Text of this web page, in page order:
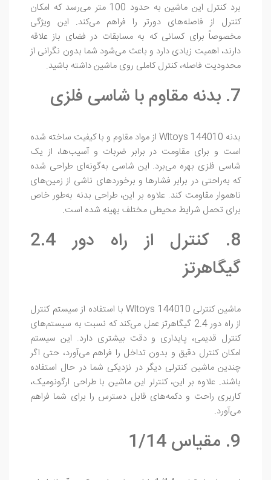
برد کنترل این ماشین به حدود 100 متر می‌رسد که امکان
کنترل از فاصله‌های دورتر را فراهم می‌کند. این ویژگی
مخصوصاً برای کسانی که به مسابقات در فضای باز علاقه
دارند، اهمیت زیادی دارد و باعث می‌شود شما بدون نگرانی از
محدودیت فاصله، کنترل کاملی روی ماشین داشته باشید.
7. بدنه مقاوم با شاسی فلزی
بدنه Wltoys 144010 از مواد مقاوم و با کیفیت ساخته شده
است و برای مقاومت در برابر ضربات و آسیب‌ها، از یک
شاسی فلزی بهره می‌برد. این شاسی به‌گونه‌ای طراحی شده
که به‌راحتی در برابر فشارها و برخوردهای ناشی از زمین‌های
ناهموار مقاومت کند. علاوه بر این، طراحی بدنه به‌طور خاص
برای تحمل شرایط محیطی مختلف بهینه شده است.
8. کنترل از راه دور 2.4
گیگاهرتز
ماشین کنترلی Wltoys 144010 با استفاده از سیستم کنترل
از راه دور 2.4 گیگاهرتز عمل می‌کند که نسبت به سیستم‌های
کنترل قدیمی، پایداری و دقت بیشتری دارد. این سیستم
امکان کنترل دقیق و بدون تداخل را فراهم می‌آورد، حتی اگر
چندین ماشین کنترلی دیگر در نزدیکی شما در حال استفاده
باشند. علاوه بر این، کنترلر این ماشین با طراحی ارگونومیک،
کاربری راحت و دکمه‌های قابل دسترس را برای شما فراهم
می‌آورد.
9. مقیاس 1/14